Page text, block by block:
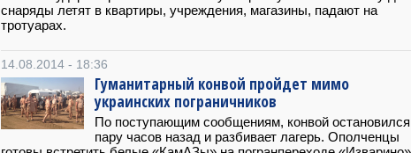
снаряды летят в квартиры, учреждения, магазины, падают на
тротуарах.
14.08.2014 - 18:36
Гуманитарный конвой пройдет мимо
украинских пограничников
По поступающим сообщениям, конвой остановился
пару часов назад и разбивает лагерь. Ополченцы